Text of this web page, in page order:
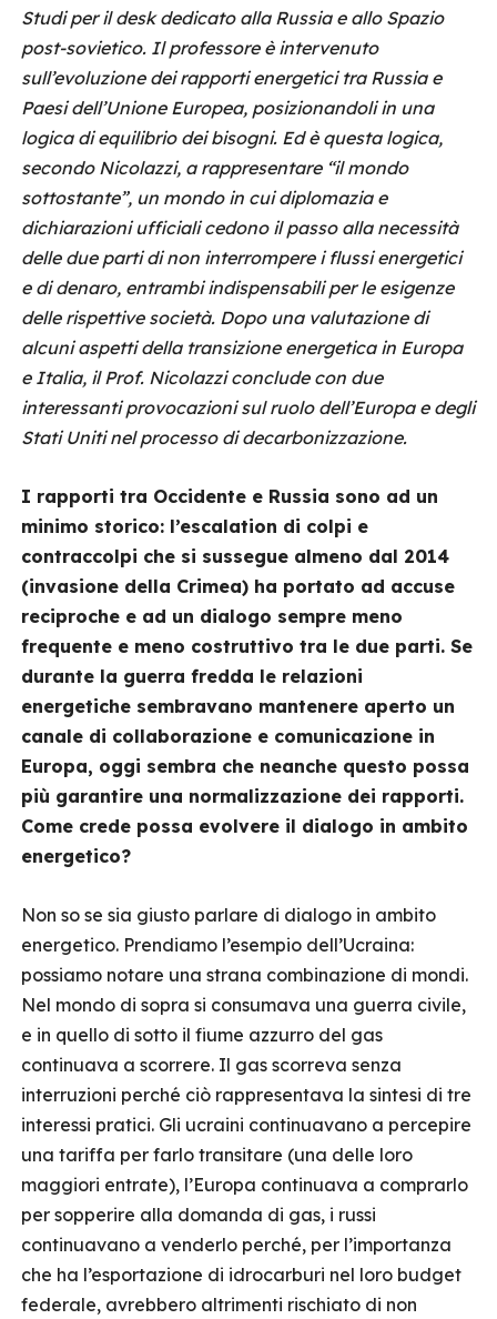
Studi per il desk dedicato alla Russia e allo Spazio
post-sovietico. Il professore è intervenuto
sull’evoluzione dei rapporti energetici tra Russia e
Paesi dell’Unione Europea, posizionandoli in una
logica di equilibrio dei bisogni. Ed è questa logica,
secondo Nicolazzi, a rappresentare “il mondo
sottostante”, un mondo in cui diplomazia e
dichiarazioni ufficiali cedono il passo alla necessità
delle due parti di non interrompere i flussi energetici
e di denaro, entrambi indispensabili per le esigenze
delle rispettive società. Dopo una valutazione di
alcuni aspetti della transizione energetica in Europa
e Italia, il Prof. Nicolazzi conclude con due
interessanti provocazioni sul ruolo dell’Europa e degli
Stati Uniti nel processo di decarbonizzazione.
I rapporti tra Occidente e Russia sono ad un
minimo storico: l’escalation di colpi e
contraccolpi che si sussegue almeno dal 2014
(invasione della Crimea) ha portato ad accuse
reciproche e ad un dialogo sempre meno
frequente e meno costruttivo tra le due parti. Se
durante la guerra fredda le relazioni
energetiche sembravano mantenere aperto un
canale di collaborazione e comunicazione in
Europa, oggi sembra che neanche questo possa
più garantire una normalizzazione dei rapporti.
Come crede possa evolvere il dialogo in ambito
energetico?
Non so se sia giusto parlare di dialogo in ambito
energetico. Prendiamo l’esempio dell’Ucraina:
possiamo notare una strana combinazione di mondi.
Nel mondo di sopra si consumava una guerra civile,
e in quello di sotto il fiume azzurro del gas
continuava a scorrere. Il gas scorreva senza
interruzioni perché ciò rappresentava la sintesi di tre
interessi pratici. Gli ucraini continuavano a percepire
una tariffa per farlo transitare (una delle loro
maggiori entrate), l’Europa continuava a comprarlo
per sopperire alla domanda di gas, i russi
continuavano a venderlo perché, per l’importanza
che ha l’esportazione di idrocarburi nel loro budget
federale, avrebbero altrimenti rischiato di non